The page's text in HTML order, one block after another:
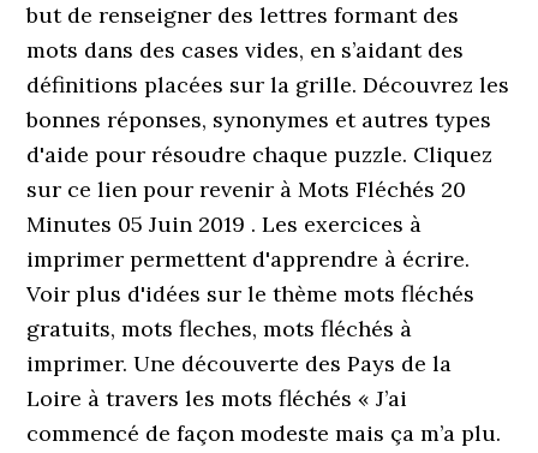
but de renseigner des lettres formant des
mots dans des cases vides, en s’aidant des
définitions placées sur la grille. Découvrez les
bonnes réponses, synonymes et autres types
d'aide pour résoudre chaque puzzle. Cliquez
sur ce lien pour revenir à Mots Fléchés 20
Minutes 05 Juin 2019 . Les exercices à
imprimer permettent d'apprendre à écrire.
Voir plus d'idées sur le thème mots fléchés
gratuits, mots fleches, mots fléchés à
imprimer. Une découverte des Pays de la
Loire à travers les mots fléchés « J’ai
commencé de façon modeste mais ça m’a plu.